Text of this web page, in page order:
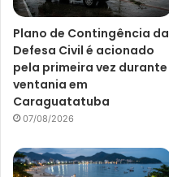
Plano de Contingência da
Defesa Civil é acionado
pela primeira vez durante
ventania em
Caraguatatuba
07/08/2026